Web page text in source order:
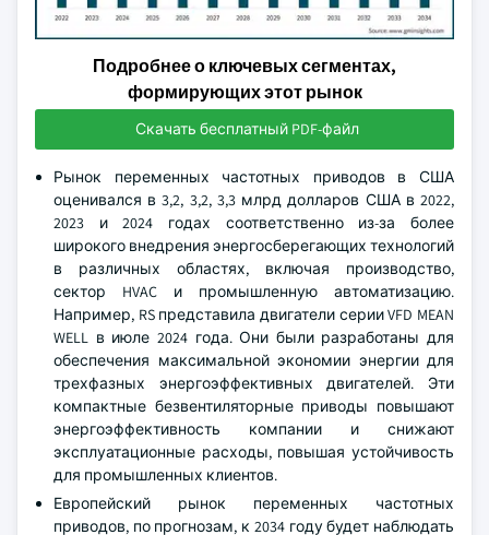
Подробнее о ключевых сегментах,
формирующих этот рынок
Скачать бесплатный PDF-файл
Рынок переменных частотных приводов в США
оценивался в 3,2, 3,2, 3,3 млрд долларов США в 2022,
2023 и 2024 годах соответственно из-за более
широкого внедрения энергосберегающих технологий
в различных областях, включая производство,
сектор HVAC и промышленную автоматизацию.
Например, RS представила двигатели серии VFD MEAN
WELL в июле 2024 года. Они были разработаны для
обеспечения максимальной экономии энергии для
трехфазных энергоэффективных двигателей. Эти
компактные безвентиляторные приводы повышают
энергоэффективность компании и снижают
эксплуатационные расходы, повышая устойчивость
для промышленных клиентов.
Европейский рынок переменных частотных
приводов, по прогнозам, к 2034 году будет наблюдать